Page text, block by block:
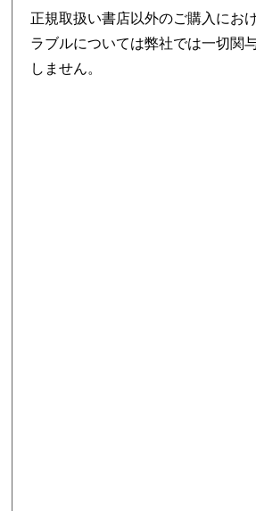
正規取扱い書店以外のご購入にお
ラブルについては弊社では一切関
しません。